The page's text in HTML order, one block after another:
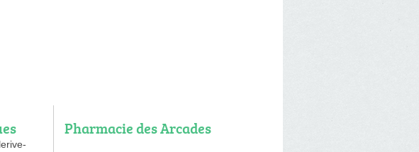
Pharmacie des Arcades